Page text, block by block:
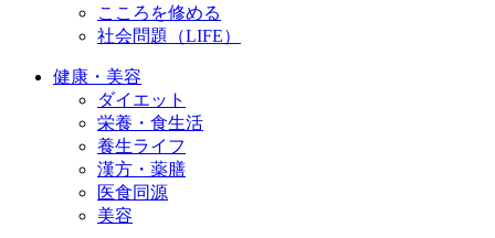
こころを修める
社会問題（LIFE）
健康・美容
ダイエット
栄養・食生活
養生ライフ
漢方・薬膳
医食同源
美容